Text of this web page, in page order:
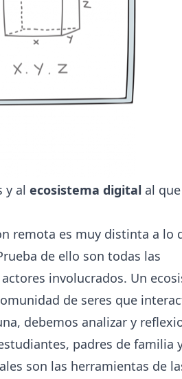
y al ecosistema digital al que
remota es muy distinta a lo
de ello son todas las
involucrados. Un
de seres que
debemos analizar y
padres de familia
son las herramientas de